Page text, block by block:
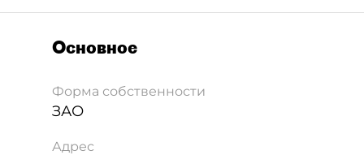
Основное
Форма собственности
ЗАО
Адрес